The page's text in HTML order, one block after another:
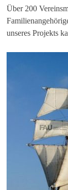
Über 200
unseres Projekts